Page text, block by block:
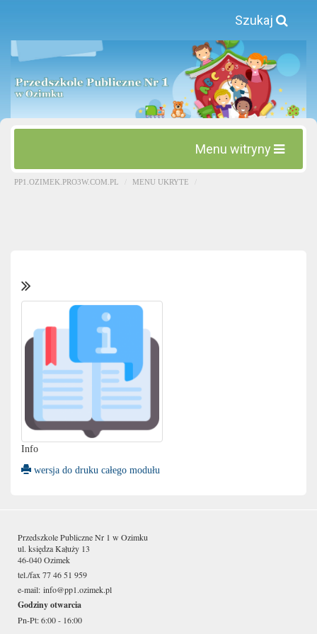
Szukaj
Menu witryny
PP1.OZIMEK.PRO3W.COM.PL MENU UKRYTE
Info
wersja do druku całego modułu
Przedszkole Publiczne Nr 1 w Ozimku
ul. księdza Kałuży 13
46-040 Ozimek
tel./fax 77 46 51 959
e-mail: info@pp1.ozimek.pl
Godziny otwarcia
Pn-Pt: 6:00 - 16:00